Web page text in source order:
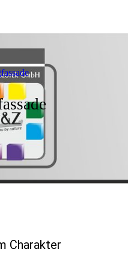
Charakter